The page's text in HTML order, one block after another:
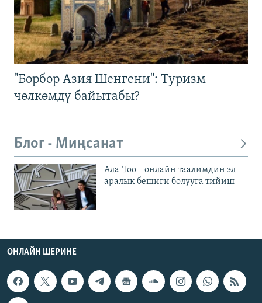
"Борбор Азия Шенгени": Туризм
чөлкөмдү байытабы?
Блог - Миңсанат
Ала-Тоо – онлайн таалимдин эл
аралык бешиги болууга тийиш
ОНЛАЙН ШЕРИНЕ